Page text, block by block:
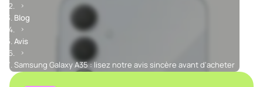
Blog
Avis
Samsung Galaxy A35 : lisez notre avis sincère avant d'acheter